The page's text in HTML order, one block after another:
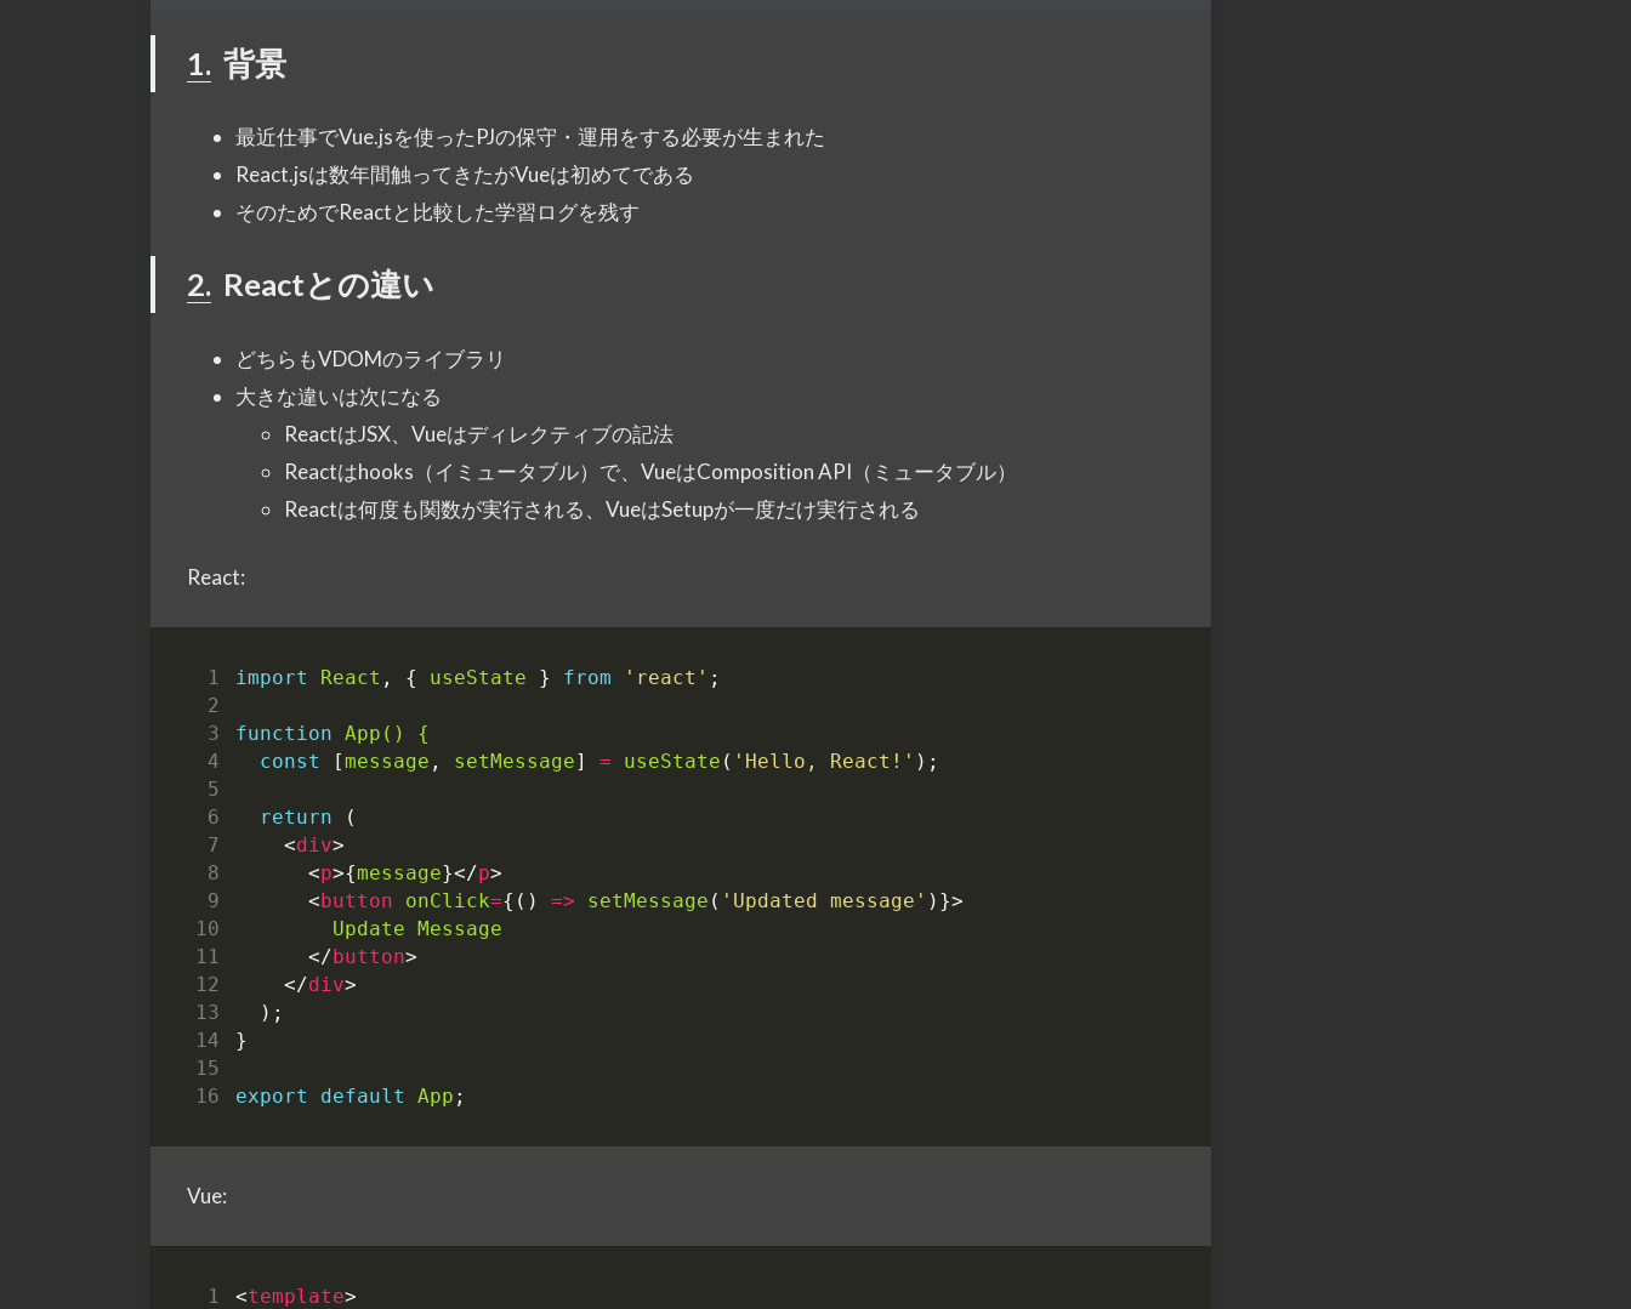
1. 背景
最近仕事でVue.jsを使ったPJの保守・運用をする必要が生まれた
React.jsは数年間触ってきたがVueは初めてである
そのためでReactと比較した学習ログを残す
2. Reactとの違い
どちらもVDOMのライブラリ
大きな違いは次になる
ReactはJSX、Vueはディレクティブの記法
Reactはhooks（イミュータブル）で、VueはComposition API（ミュータブル）
Reactは何度も関数が実行される、VueはSetupが一度だけ実行される
React:
import React , { useState } from 'react' ;
function App() {
const
[message , setMessage] = useState ( 'Hello, React!' );
return
(
<div>
<p>{message}</p>
<button onClick={() => setMessage ( 'Updated message' )}>
Update Message
</button>
</div>
);
}
export default App ;
Vue:
<template>